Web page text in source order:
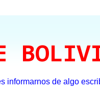
de algo